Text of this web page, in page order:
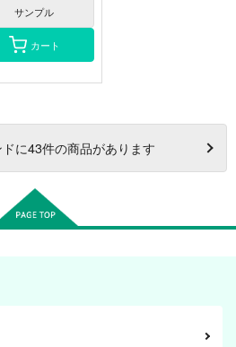
サンプル
カート
に43件の商品があります